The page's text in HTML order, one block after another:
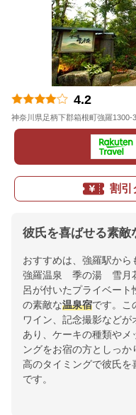
4.2
神奈川県足柄下郡箱根町強羅1300-
割引
彼氏を喜ばせる素敵
おすすめは、強羅駅から
強羅温泉 季の湯 雪月
呂が付いたプライベート
の素敵な温泉宿です。こ
ワイン、記念撮影などが
あり、ケーキの種類やメ
ングをお宿の方としっ
高のタイミングで彼氏
です。